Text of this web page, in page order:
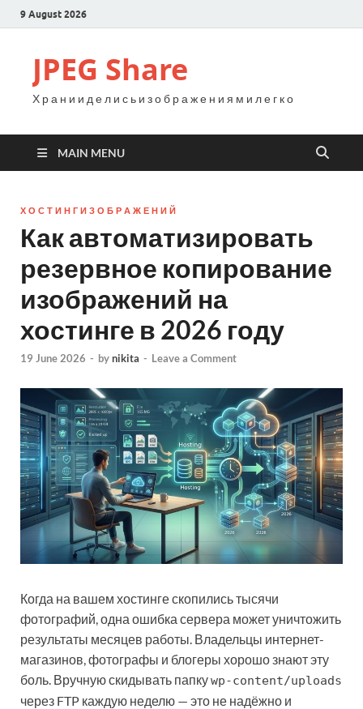
9 August 2026
JPEG Share
Х р а н и и д е л и с ь и з о б р а ж е н и я м и л е г к о
MAIN MENU
Х О С Т И Н Г И З О Б Р А Ж Е Н И Й
Как автоматизировать
резервное копирование
изображений на
хостинге в 2026 году
19 June 2026 - bynikita - Leave a Comment
Когда на вашем хостинге скопились тысячи
фотографий, одна ошибка сервера может уничтожить
результаты месяцев работы. Владельцы интернет-
магазинов, фотографы и блогеры хорошо знают эту
боль. Вручную скидывать папкуwp-content/uploads
через FTP каждую неделю — это не надёжно и